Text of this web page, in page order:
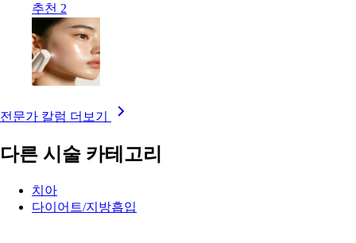
추천 2
전문가 칼럼 더보기
다른 시술 카테고리
치아
다이어트/지방흡입